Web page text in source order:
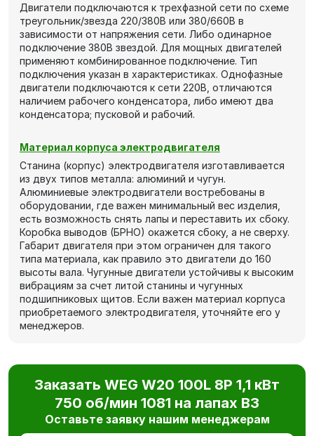
Двигатели подключаются к трехфазной сети по схеме
треугольник/звезда 220/380В или 380/660В в
зависимости от напряжения сети. Либо одинарное
подключение 380В звездой. Для мощных двигателей
применяют комбинированное подключение. Тип
подключения указан в характеристиках. Однофазные
двигатели подключаются к сети 220В, отличаются
наличием рабочего конденсатора, либо имеют два
конденсатора; пусковой и рабочий.
Материал корпуса электродвигателя
Станина (корпус) электродвигателя изготавливается
из двух типов металла: алюминий и чугун.
Алюминиевые электродвигатели востребованы в
оборудовании, где важен минимальный вес изделия,
есть возможность снять лапы и переставить их сбоку.
Коробка выводов (БРНО) окажется сбоку, а не сверху.
Габарит двигателя при этом ограничен для такого
типа материала, как правило это двигатели до 160
высоты вала. Чугунные двигатели устойчивы к высоким
вибрациям за счет литой станины и чугунных
подшипниковых щитов. Если важен материал корпуса
приобретаемого электродвигателя, уточняйте его у
менеджеров.
Заказать WEG W20 100L 8P 1,1 кВт
750 об/мин 1081 на лапах В3
Оставьте заявку нашим менеджерам